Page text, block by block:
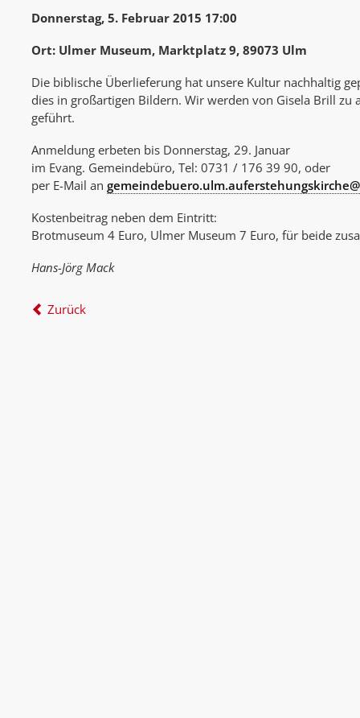
Donnerstag, 5. Februar 2015 17:00
Ort: Ulmer Museum, Marktplatz 9, 89073 Ulm
Die biblische Überlieferung hat unsere Kultur nachhaltig
dies in großartigen Bildern. Wir werden von Gisela Brill zu
geführt.
Anmeldung erbeten bis Donnerstag, 29. Januar
im Evang. Gemeindebüro, Tel: 0731 / 176 39 90, oder
per E-Mail an
Kostenbeitrag neben dem Eintritt:
Brotmuseum 4 Euro, Ulmer Museum 7 Euro, für beide
Hans-Jörg Mack
Zurück